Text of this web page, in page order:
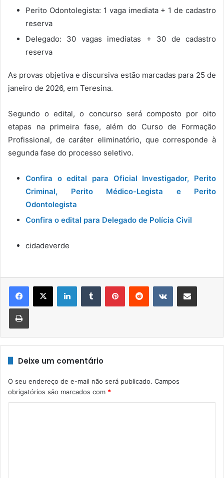
Perito Odontolegista: 1 vaga imediata + 1 de cadastro
reserva
Delegado: 30 vagas imediatas + 30 de cadastro
reserva
As provas objetiva e discursiva estão marcadas para 25 de
janeiro de 2026, em Teresina.
Segundo o edital, o concurso será composto por oito
etapas na primeira fase, além do Curso de Formação
Profissional, de caráter eliminatório, que corresponde à
segunda fase do processo seletivo.
Confira o edital para Oficial Investigador, Perito
Criminal, Perito Médico-Legista e Perito
Odontolegista
Confira o edital para Delegado de Polícia Civil
cidadeverde
LinkedinTumblr PinterestReddit VK Compartilhar via e-mail
Imprimir
Deixe um comentário
O seu endereço de e-mail não será publicado. Campos
obrigatórios são marcados com *